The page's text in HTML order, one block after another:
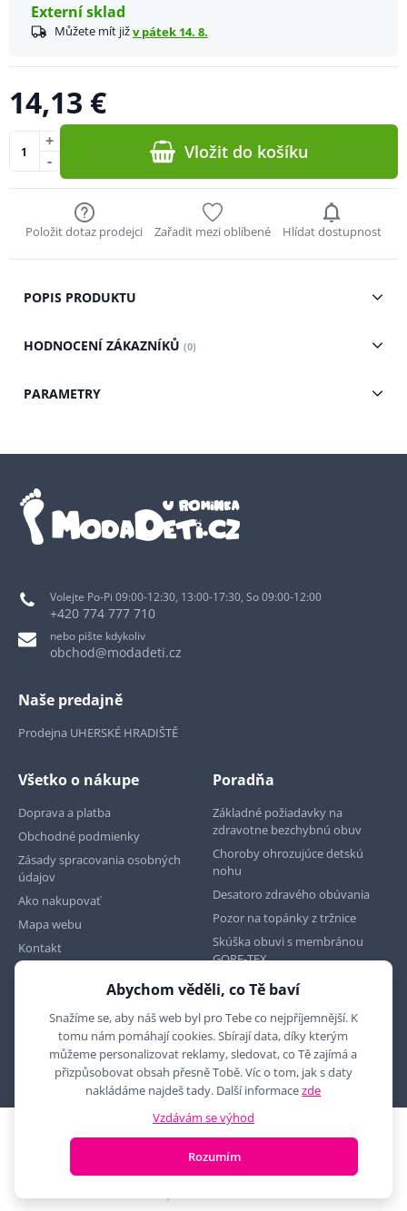
Externí sklad
Můžete mít jižv pátek 14. 8.
14,13 €
-
+ Vložit do košíku
Položit dotaz prodejci Zařadit mezi oblíbené Hlídat dostupnost
POPIS PRODUKTU
HODNOCENÍ ZÁKAZNÍKŮ (0)
PARAMETRY
Volejte Po-Pi 09:00-12:30, 13:00-17:30, So 09:00-12:00
+420 774 777 710
nebo pište kdykoliv
obchod@modadeti.cz
Naše predajně
Prodejna UHERSKÉ HRADIŠTĚ
Všetko o nákupe
Doprava a platba
Obchodné podmienky
Zásady spracovania osobných
údajov
Ako nakupovať
Mapa webu
Kontakt
Poradňa
Základné požiadavky na
zdravotne bezchybnú obuv
Choroby ohrozujúce detskú
nohu
Desatoro zdravého obúvania
Pozor na topánky z tržnice
Skúška obuvi s membránou
GORE-TEX
2010 - 2026 © MYRON MAXX, s.r.o., všechna práva vyhrazena
E-shop vytvořila
Abychom věděli, co Tě baví
Snažíme se, aby náš web byl pro Tebe co nejpříjemnější. K
tomu nám pomáhají cookies. Sbírají data, díky kterým
můžeme personalizovat reklamy, sledovat, co Tě zajímá a
přizpůsobovat obsah přesně Tobě. Víc o tom, jak s daty
nakládáme najdeš tady. Další informacezde
Vzdávám se výhod
Rozumím